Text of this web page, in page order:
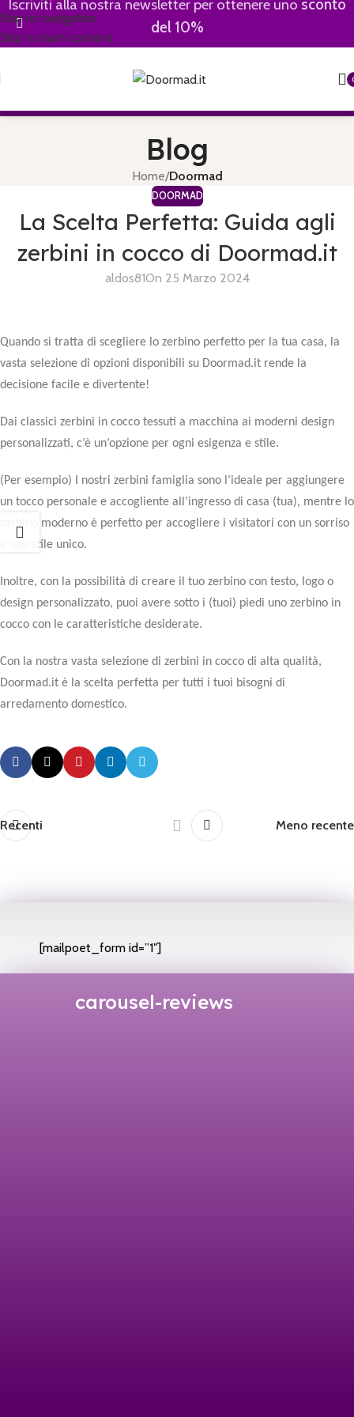
Skip to navigation
Skip to main content
Iscriviti alla nostra newsletter per ottenere uno sconto
del 10%
Blog
Home/Doormad
DOORMAD
La Scelta Perfetta: Guida agli
zerbini in cocco di Doormad.it
aldos81On 25 Marzo 2024
Quando si tratta di scegliere lo zerbino perfetto per la tua casa, la
vasta selezione di opzioni disponibili su Doormad.it rende la
decisione facile e divertente!
Dai classici zerbini in cocco tessuti a macchina ai moderni design
personalizzati, c’è un’opzione per ogni esigenza e stile.
(Per esempio) I nostri zerbini famiglia sono l’ideale per aggiungere
un tocco personale e accogliente all’ingresso di casa (tua), mentre lo
zerbino moderno è perfetto per accogliere i visitatori con un sorriso
e uno stile unico.
Inoltre, con la possibilità di creare il tuo zerbino con testo, logo o
design personalizzato, puoi avere sotto i (tuoi) piedi uno zerbino in
cocco con le caratteristiche desiderate.
Con la nostra vasta selezione di zerbini in cocco di alta qualità,
Doormad.it è la scelta perfetta per tutti i tuoi bisogni di
arredamento domestico.
Recenti Meno recente
[mailpoet_form id=”1″]
carousel-reviews